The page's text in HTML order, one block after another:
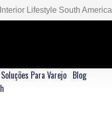
Interior Lifestyle South America
Soluções Para Varejo Blog